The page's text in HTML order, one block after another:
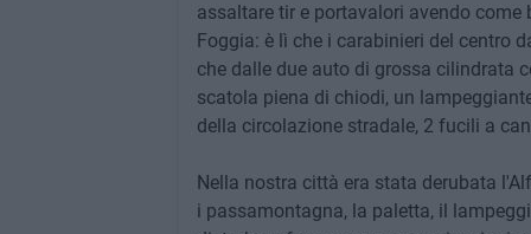
assaltare tir e portavalori avendo
Foggia: è lì che i carabinieri del centro
che dalle due auto di grossa cilindrata
scatola piena di chiodi, un
della circolazione stradale, 2 fucili a
Nella nostra città era stata derubata
i passamontagna, la paletta, il